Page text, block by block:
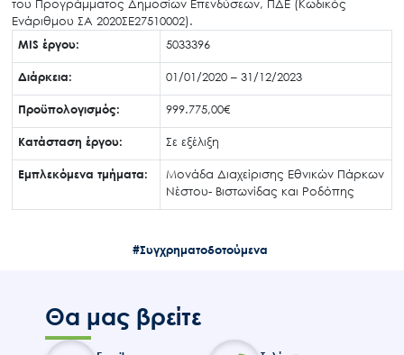
του Προγράμματος Δημοσίων Επενδύσεων, ΠΔΕ (Κωδικός
Ενάριθμου ΣΑ 2020ΣΕ27510002).
MIS έργου:
5033396
Διάρκεια: 01/01/2020 – 31/12/2023
Προϋπολογισμός: 999.775,00€
Κατάσταση έργου: Σε εξέλιξη
Εμπλεκόμενα τμήματα:
Μονάδα Διαχείρισης Εθνικών Πάρκων
Νέστου- Βιστωνίδας και Ροδόπης
#Συγχρηματοδοτούμενα
Θα μας βρείτε